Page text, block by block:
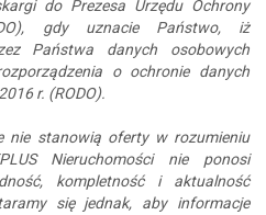
do Prezesa Urzędu Ochrony
gdy uznacie Państwo, iż
Państwa danych osobowych
o ochronie danych
r. (RODO).
nie stanowią oferty w rozumieniu
Nieruchomości nie ponosi
kompletność i aktualność
się jednak, aby informacje